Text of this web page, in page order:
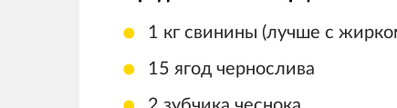
1 кг свинины (лучше с
15 ягод чернослива